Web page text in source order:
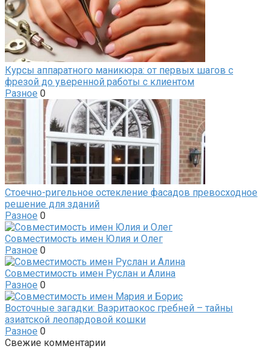
Курсы аппаратного маникюра: от первых шагов с
фрезой до уверенной работы с клиентом
Разное 0
Стоечно-ригельное остекление фасадов превосходное
решение для зданий
Разное 0
Совместимость имен Юлия и Олег
Разное 0
Совместимость имен Руслан и Алина
Разное 0
Восточные загадки: Ваэритаокос гребней – тайны
азиатской леопардовой кошки
Разное 0
Свежие комментарии